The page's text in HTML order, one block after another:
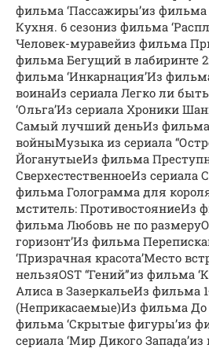
фильма ‘Пассажиры’из
Кухня. 6 сезониз фильма
Человек-муравейиз фильма
фильма Бегущий в лабиринте
фильма ‘Инкарнация’Из
воинаИз сериала Легко ли
‘Ольга’Из сериала Хроники
Самый лучший деньИз фильма
войныМузыка из сериала
ЙоганутыеИз фильма
СверхестественноеИз сериала
фильма Голограмма для
мститель: ПротивостояниеИз
фильма Любовь не по
горизонт’Из фильма
‘Призрачная красота’Место
нельзяOST “Гений”из фильма
Алиса в ЗазеркальеИз фильма
(Неприкасаемые)Из фильма До
фильма ‘Скрытые фигуры’из
сериала ‘Мир Дикого Запада’из